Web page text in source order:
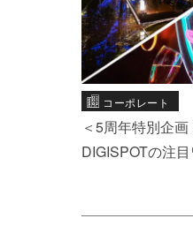
コーポレート
＜5周年特別企
DIGISPOTの注